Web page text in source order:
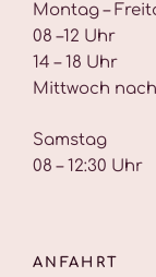
Montag –
08 –12 Uhr
14 – 18 Uhr
Mittwoch
Samstag
08 – 12:30 Uhr
ANFAHRT